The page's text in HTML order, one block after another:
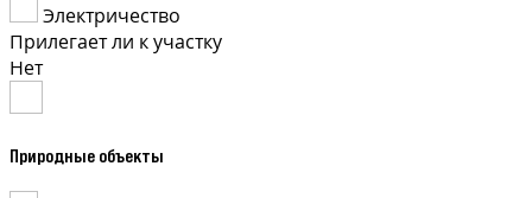
Электричество
Прилегает ли к участку
Нет
Природные объекты